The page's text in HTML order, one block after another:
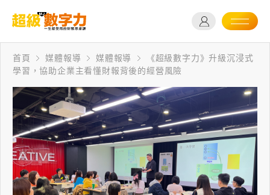
首頁 媒體報導 媒體報導
《超級數字力》升級沉浸式
學習，協助企業主看懂財報背後的經營風險